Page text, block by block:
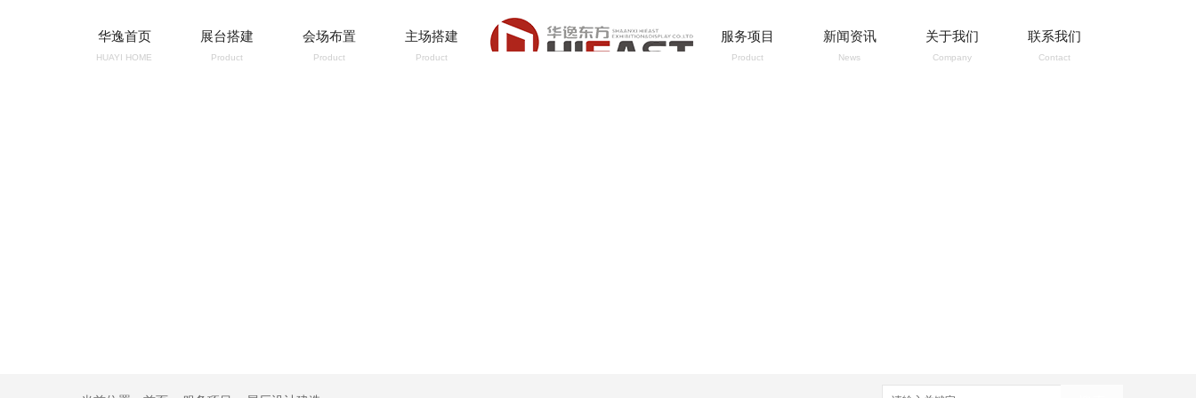
华逸首页
HUAYI HOME
展台搭建
Product
会场布置
Product
主场搭建
Product
服务项目
Product
新闻资讯
News
关于我们
Company
联系我们
Contact